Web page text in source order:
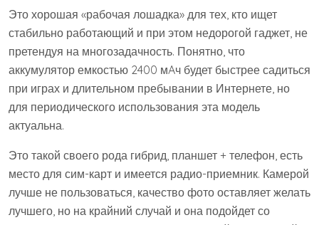
Это хорошая «рабочая лошадка» для тех, кто ищет
стабильно работающий и при этом недорогой гаджет, не
претендуя на многозадачность. Понятно, что
аккумулятор емкостью 2400 мAч будет быстрее садиться
при играх и длительном пребывании в Интернете, но
для периодического использования эта модель
актуальна.
Это такой своего рода гибрид, планшет + телефон, есть
место для сим-карт и имеется радио-приемник. Камерой
лучше не пользоваться, качество фото оставляет желать
лучшего, но на крайний случай и она подойдет со